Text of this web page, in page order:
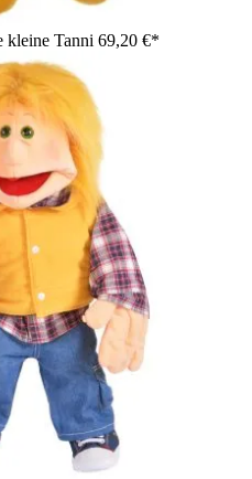
kleine Tanni 69,20 €*